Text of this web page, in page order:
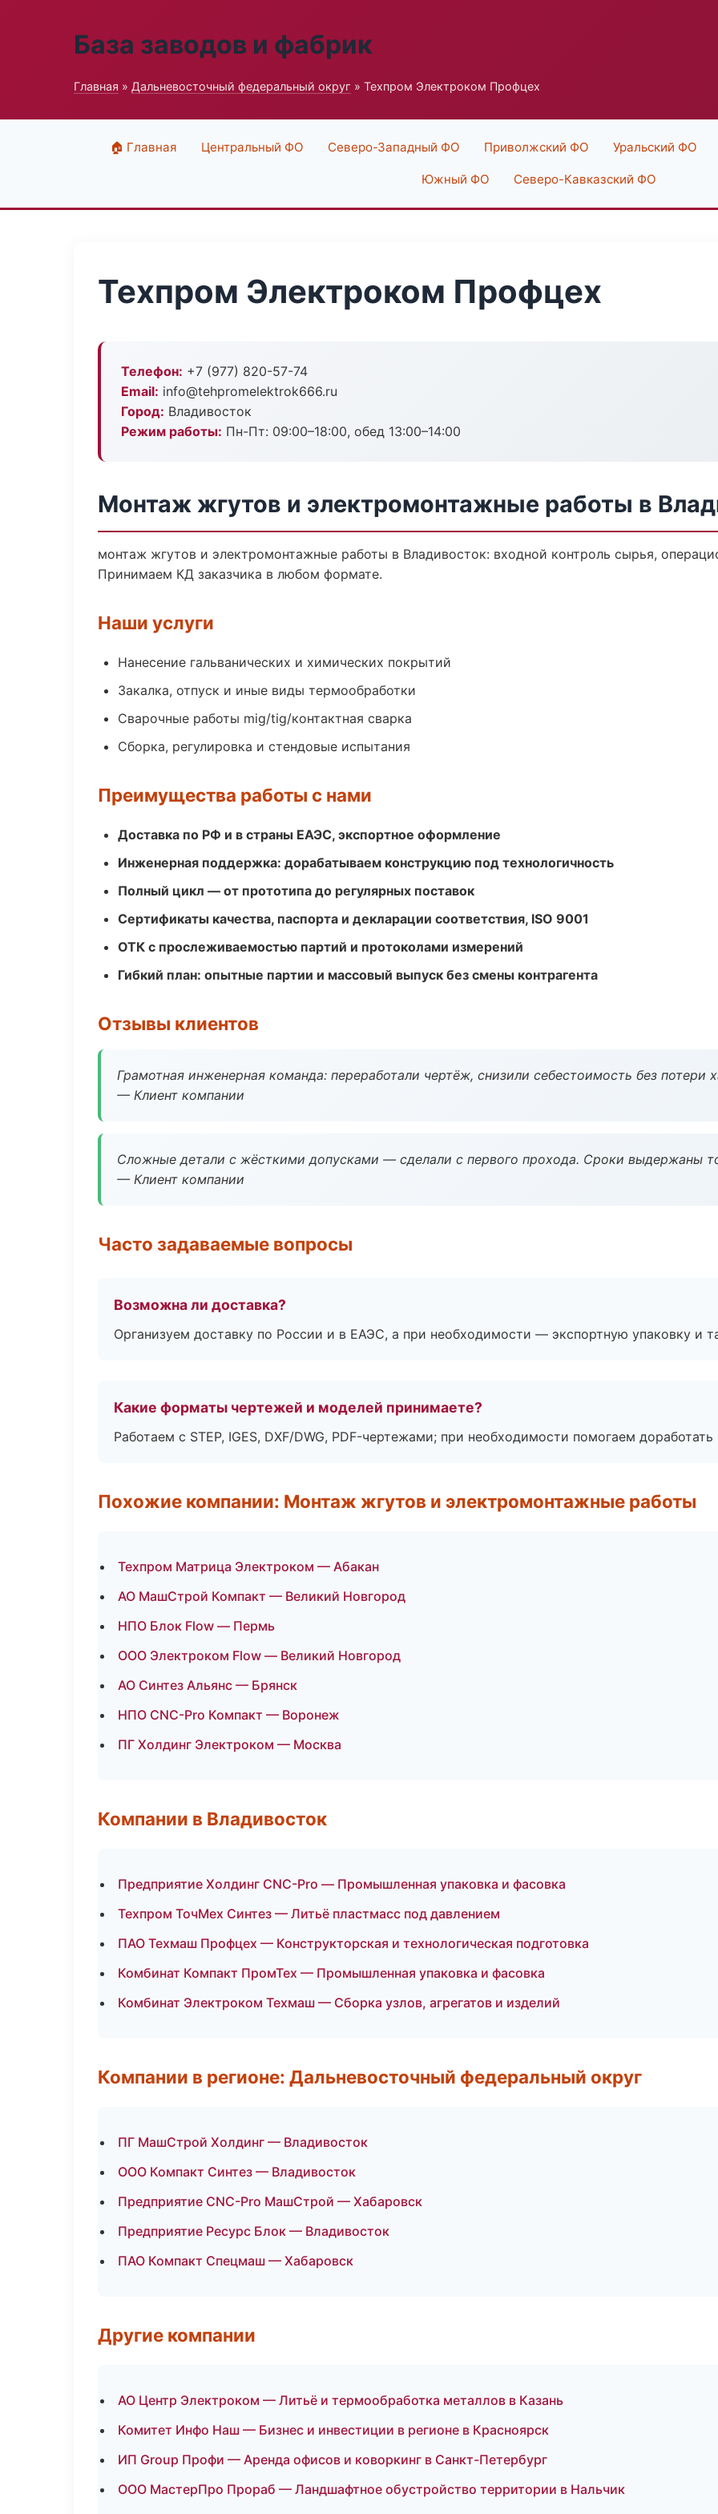
База заводов и фабрик
Главная » Дальневосточный федеральный округ » Техпром Электроком Профцех
🏠 Главная Центральный ФО Северо-Западный ФО Приволжский ФО Уральский ФО
Южный ФО Северо-Кавказский ФО
Техпром Электроком Профцех
Телефон: +7 (977) 820-57-74
Email: info@tehpromelektrok666.ru
Город: Владивосток
Режим работы: Пн-Пт: 09:00–18:00, обед 13:00–14:00
Монтаж жгутов и электромонтажные работы в
монтаж жгутов и электромонтажные работы в Владивосток: входной контроль сырья,
Принимаем КД заказчика в любом формате.
Наши услуги
Нанесение гальванических и химических покрытий
Закалка, отпуск и иные виды термообработки
Сварочные работы mig/tig/контактная сварка
Сборка, регулировка и стендовые испытания
Преимущества работы с нами
Доставка по РФ и в страны ЕАЭС, экспортное оформление
Инженерная поддержка: дорабатываем конструкцию под технологичность
Полный цикл — от прототипа до регулярных поставок
Сертификаты качества, паспорта и декларации соответствия, ISO 9001
ОТК с прослеживаемостью партий и протоколами измерений
Гибкий план: опытные партии и массовый выпуск без смены контрагента
Отзывы клиентов
Грамотная инженерная команда: переработали чертёж, снизили себестоимость без потери
— Клиент компании
Сложные детали с жёсткими допусками — сделали с первого прохода. Сроки выдержаны
— Клиент компании
Часто задаваемые вопросы
Возможна ли доставка?
Организуем доставку по России и в ЕАЭС, а при необходимости — экспортную упаковку и
Какие форматы чертежей и моделей принимаете?
Работаем с STEP, IGES, DXF/DWG, PDF-чертежами; при необходимости помогаем
Похожие компании: Монтаж жгутов и электромонтажные работы
Техпром Матрица Электроком — Абакан
АО МашСтрой Компакт — Великий Новгород
НПО Блок Flow — Пермь
ООО Электроком Flow — Великий Новгород
АО Синтез Альянс — Брянск
НПО CNC-Pro Компакт — Воронеж
ПГ Холдинг Электроком — Москва
Компании в Владивосток
Предприятие Холдинг CNC-Pro — Промышленная упаковка и фасовка
Техпром ТочМех Синтез — Литьё пластмасс под давлением
ПАО Техмаш Профцех — Конструкторская и технологическая подготовка
Комбинат Компакт ПромТех — Промышленная упаковка и фасовка
Комбинат Электроком Техмаш — Сборка узлов, агрегатов и изделий
Компании в регионе: Дальневосточный федеральный округ
ПГ МашСтрой Холдинг — Владивосток
ООО Компакт Синтез — Владивосток
Предприятие CNC-Pro МашСтрой — Хабаровск
Предприятие Ресурс Блок — Владивосток
ПАО Компакт Спецмаш — Хабаровск
Другие компании
АО Центр Электроком — Литьё и термообработка металлов в Казань
Комитет Инфо Наш — Бизнес и инвестиции в регионе в Красноярск
ИП Group Профи — Аренда офисов и коворкинг в Санкт-Петербург
ООО МастерПро Прораб — Ландшафтное обустройство территории в Нальчик